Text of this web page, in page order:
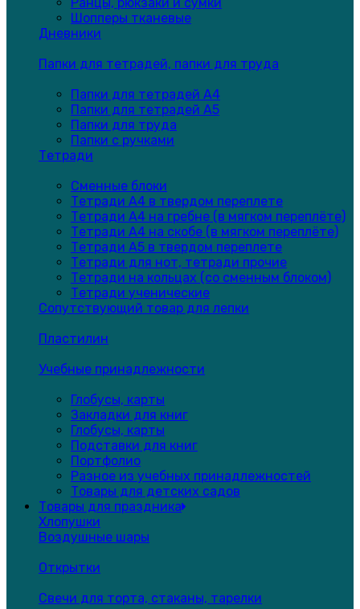
Шопперы тканевые
Дневники
Папки для тетрадей, папки для труда
Папки для тетрадей А4
Папки для тетрадей А5
Папки для труда
Папки с ручками
Тетради
Сменные блоки
Тетради А4 в твердом переплете
Тетради А4 на гребне (в мягком переплёте)
Тетради А4 на скобе (в мягком переплёте)
Тетради А5 в твердом переплете
Тетради для нот, тетради прочие
Тетради на кольцах (со сменным блоком)
Тетради ученические
Сопутствующий товар для лепки
Пластилин
Учебные принадлежности
Глобусы, карты
Закладки для книг
Глобусы, карты
Подставки для книг
Портфолио
Разное из учебных принадлежностей
Товары для детских садов
Товары для праздника
Хлопушки
Воздушные шары
Открытки
Свечи для торта, стаканы, тарелки